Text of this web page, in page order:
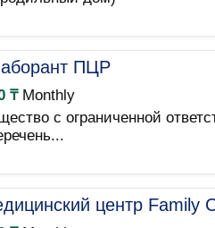
ПЦР
₸Monthly
с ограниченной
центр Family